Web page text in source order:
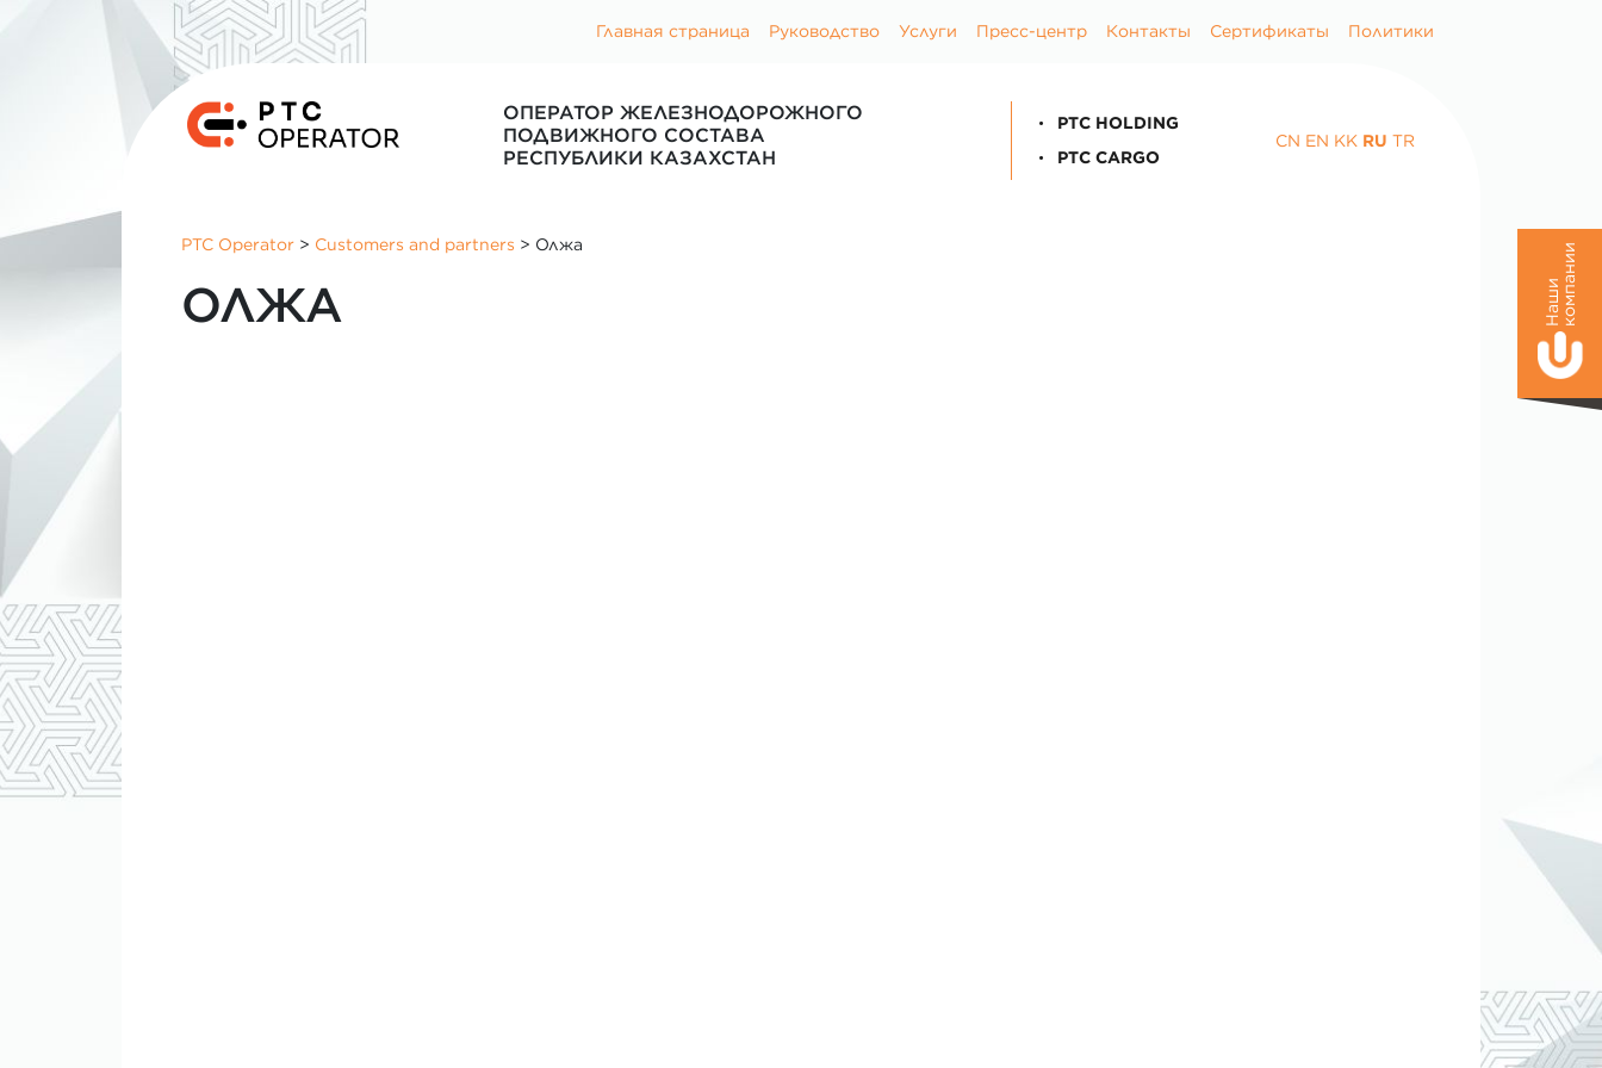
Главная страница Руководство Услуги Пресс-центр Контакты Сертификаты Политики
ОПЕРАТОР ЖЕЛЕЗНОДОРОЖНОГО
ПОДВИЖНОГО СОСТАВА
РЕСПУБЛИКИ КАЗАХСТАН
PTC HOLDING
PTC CARGO
CN EN KK RU TR
PTC Operator > Customers and partners > Олжа
ОЛЖА Н
а
ш
и
к
о
м
п
а
н
ии